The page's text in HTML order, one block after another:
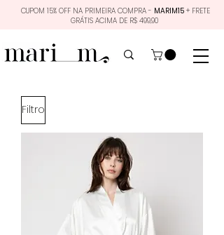
CUPOM 15% OFF NA PRIMEIRA COMPRA - MARIM15+ FRETE
GRÁTIS ACIMA DE R$ 499,90
Filtro